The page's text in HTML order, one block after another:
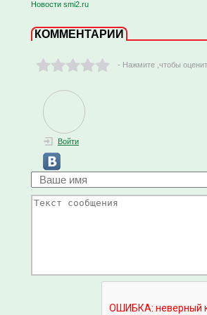
Новости smi2.ru
КОММЕНТАРИИ
- Нажмите ,чтобы
Войти